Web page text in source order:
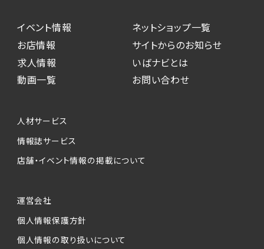
イベント情報
お店情報
求人情報
動画一覧
ネットショップ一覧
サイトからのお知らせ
いばナビとは
お問い合わせ
人材サービス
情報誌サービス
店舗・イベント情報の掲載について
運営会社
個人情報保護方針
個人情報の取り扱いについて